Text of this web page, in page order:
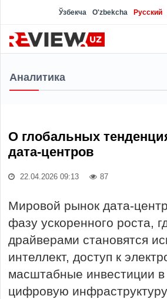
Ўзбекча O'zbekcha Русский
Аналитика
О глобальных
дата-центров
22.04.2026 09:13 87
Мировой рынок дата-
фазу ускоренного роста,
драйверами становятся
интеллект, доступ к
масштабные инвестиции
цифровую